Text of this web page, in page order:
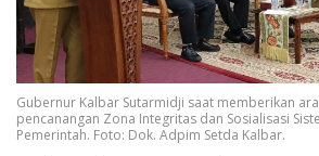
Gubernur Kalbar Sutarmidji saat memberikan
pencanangan Zona Integritas dan Sosialisasi
Pemerintah. Foto: Dok. Adpim Setda Kalbar.